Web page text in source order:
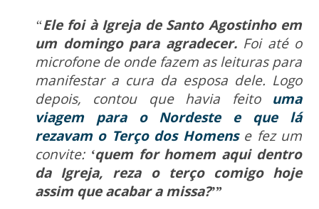
“Ele foi à Igreja de Santo Agostinho em
um domingo para agradecer.Foi até o
microfone de onde fazem as leituras para
manifestar a cura da esposa dele. Logo
depois, contou que havia feito uma
viagem para o Nordeste e que lá
rezavam o Terço dos Homense fez um
convite:‘quem for homem aqui dentro
da Igreja, reza o terço comigo hoje
assim que acabar a missa?’”